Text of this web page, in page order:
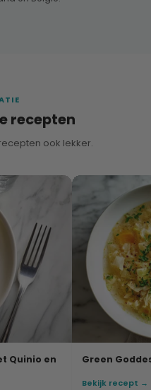
recepten
ook lekker.
Quinio en
Green
Bekijk recept →